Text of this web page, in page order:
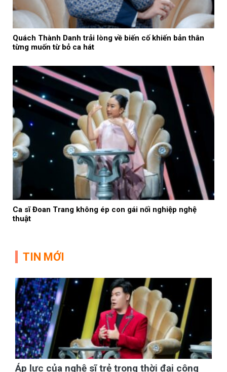
Quách Thành Danh trải lòng về biến cố khiến bản thân
từng muốn từ bỏ ca hát
Ca sĩ Đoan Trang không ép con gái nối nghiệp nghệ
thuật
TIN MỚI
Áp lực của nghệ sĩ trẻ trong thời đại công